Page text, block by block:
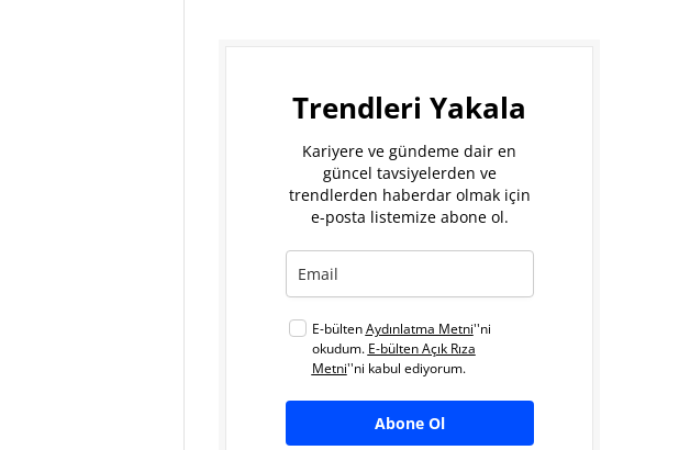
Trendleri Yakala
Kariyere ve gündeme dair en
güncel tavsiyelerden ve
trendlerden haberdar olmak için
e-posta listemize abone ol.
E-bültenAydınlatma Metni''ni
okudum. E-bülten Açık Rıza
Metni''ni kabul ediyorum.
Abone Ol